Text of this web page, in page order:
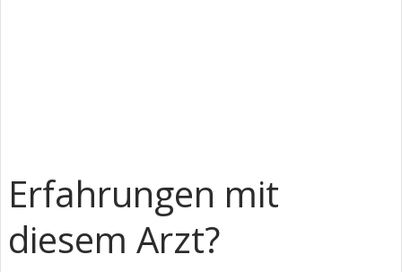
Erfahrungen mit
diesem Arzt?